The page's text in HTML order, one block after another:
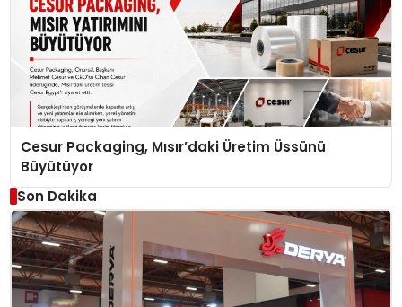
Cesur Packaging, Mısır’daki Üretim Üssünü
Büyütüyor
Son Dakika